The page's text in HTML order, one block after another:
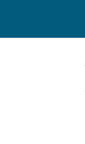
contenuto